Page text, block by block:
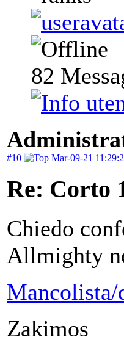
82
#10 Mar-09-21
Re: Corto
Chiedo
Allmighty
Zakimos